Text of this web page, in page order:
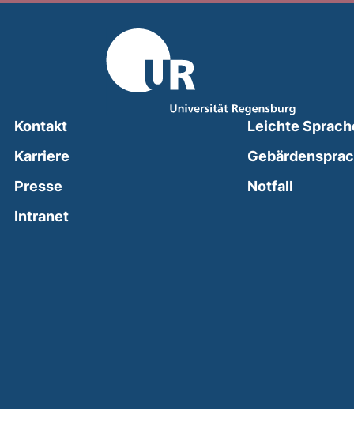
Kontakt
Karriere
Presse
Intranet(external link, opens in a new window)
Leichte
Notfall